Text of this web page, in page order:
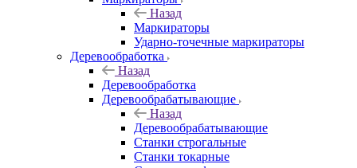
Назад
Маркираторы
Ударно-точечные маркираторы
Деревообработка
Назад
Деревообработка
Деревообрабатывающие
Назад
Деревообрабатывающие
Станки строгальные
Станки токарные